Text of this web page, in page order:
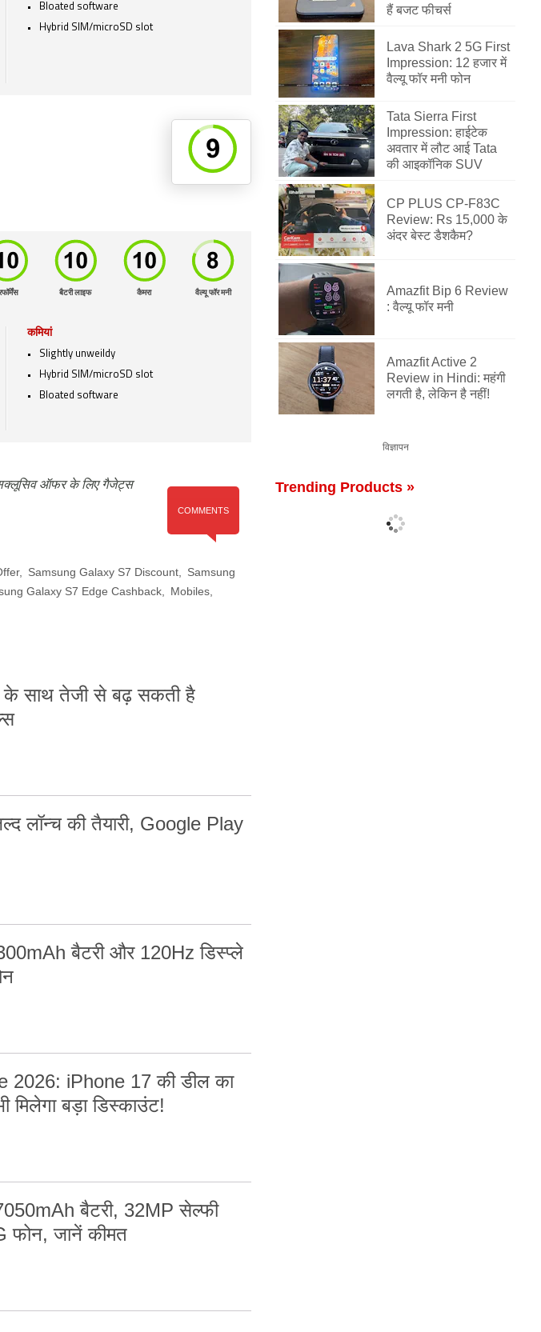
Bloated software
Hybrid SIM/microSD slot
बैटरी लाइफ कैमरा वैल्यू फॉर मनी
कमियां
Slightly unweildy
Hybrid SIM/microSD slot
Bloated software
COMMENTS
ऑफर के लिए गैजेट्स
, Samsung Galaxy S7 Discount
Samsung
Galaxy S7 Edge Cashback Mobiles
साथ तेजी से बढ़ सकती है
लॉन्च की तैयारी, Google Play
बैटरी और 120Hz डिस्प्ले
2026: iPhone 17 की डील का
बड़ा डिस्काउंट!
बैटरी, 32MP सेल्फी
फोन, जानें कीमत
हैं बजट फीचर्स
Lava Shark 2 5G First
Impression: 12 हजार में
वैल्यू फॉर मनी फोन
Tata Sierra First
Impression: हाईटेक
अवतार में लौट आई Tata
की आइकॉनिक SUV
CP PLUS CP-F83C
Review: Rs 15,000 के
अंदर बेस्ट डैशकैम?
Amazfit Bip 6 Review
: वैल्यू फॉर मनी
Amazfit Active 2
Review in Hindi: महंगी
लगती है, लेकिन है नहीं!
विज्ञापन
Trending Products »